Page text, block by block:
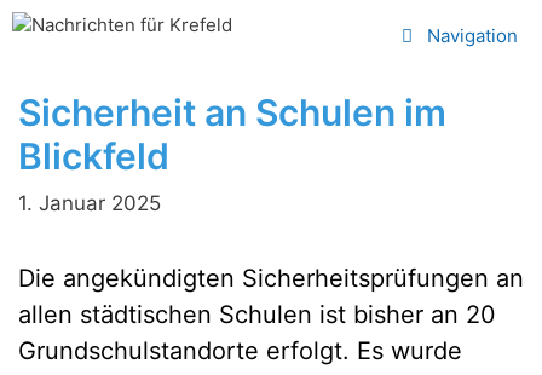
Zum
Navigation
Sicherheit an Schulen im
Blickfeld
1. Januar 2025
Die angekündigten Sicherheitsprüfungen an
allen städtischen Schulen ist bisher an 20
Grundschulstandorte erfolgt. Es wurde